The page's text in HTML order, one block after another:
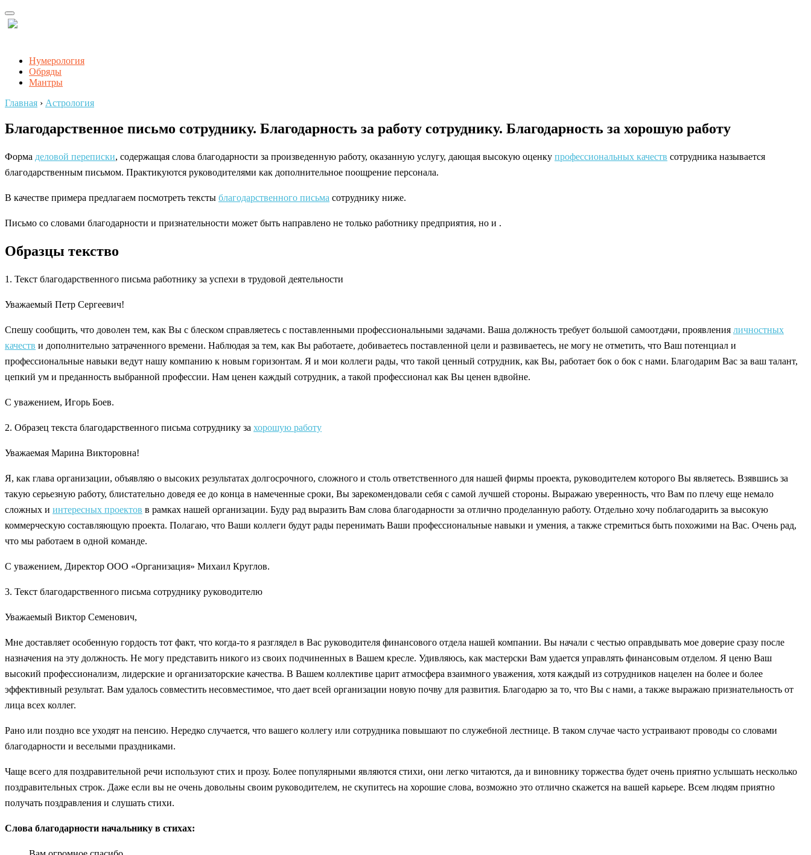
Нумерология
Обряды
Мантры
Главная › Астрология
Благодарственное письмо сотруднику. Благодарность за работу сотруднику. Благодарность за хорошую работу
Форма деловой переписки, содержащая слова благодарности за произведенную работу, оказанную услугу, дающая высокую оценку профессиональных качеств сотрудника называется
благодарственным письмом. Практикуются руководителями как дополнительное поощрение персонала.
В качестве примера предлагаем посмотреть тексты благодарственного письма сотруднику ниже.
Письмо со словами благодарности и признательности может быть направлено не только работнику предприятия, но и .
Образцы текство
1. Текст благодарственного письма работнику за успехи в трудовой деятельности
Уважаемый Петр Сергеевич!
Спешу сообщить, что доволен тем, как Вы с блеском справляетесь с поставленными профессиональными задачами. Ваша должность требует большой самоотдачи, проявления личностных
качеств и дополнительно затраченного времени. Наблюдая за тем, как Вы работаете, добиваетесь поставленной цели и развиваетесь, не могу не отметить, что Ваш потенциал и
профессиональные навыки ведут нашу компанию к новым горизонтам. Я и мои коллеги рады, что такой ценный сотрудник, как Вы, работает бок о бок с нами. Благодарим Вас за ваш талант,
цепкий ум и преданность выбранной профессии. Нам ценен каждый сотрудник, а такой профессионал как Вы ценен вдвойне.
С уважением, Игорь Боев.
2. Образец текста благодарственного письма сотруднику за хорошую работу
Уважаемая Марина Викторовна!
Я, как глава организации, объявляю о высоких результатах долгосрочного, сложного и столь ответственного для нашей фирмы проекта, руководителем которого Вы являетесь. Взявшись за
такую серьезную работу, блистательно доведя ее до конца в намеченные сроки, Вы зарекомендовали себя с самой лучшей стороны. Выражаю уверенность, что Вам по плечу еще немало
сложных и интересных проектов в рамках нашей организации. Буду рад выразить Вам слова благодарности за отлично проделанную работу. Отдельно хочу поблагодарить за высокую
коммерческую составляющую проекта. Полагаю, что Ваши коллеги будут рады перенимать Ваши профессиональные навыки и умения, а также стремиться быть похожими на Вас. Очень рад,
что мы работаем в одной команде.
С уважением, Директор ООО «Организация» Михаил Круглов.
3. Текст благодарственного письма сотруднику руководителю
Уважаемый Виктор Семенович,
Мне доставляет особенную гордость тот факт, что когда-то я разглядел в Вас руководителя финансового отдела нашей компании. Вы начали с честью оправдывать мое доверие сразу после
назначения на эту должность. Не могу представить никого из своих подчиненных в Вашем кресле. Удивляюсь, как мастерски Вам удается управлять финансовым отделом. Я ценю Ваш
высокий профессионализм, лидерские и организаторские качества. В Вашем коллективе царит атмосфера взаимного уважения, хотя каждый из сотрудников нацелен на более и более
эффективный результат. Вам удалось совместить несовместимое, что дает всей организации новую почву для развития. Благодарю за то, что Вы с нами, а также выражаю признательность от
лица всех коллег.
Рано или поздно все уходят на пенсию. Нередко случается, что вашего коллегу или сотрудника повышают по служебной лестнице. В таком случае часто устраивают проводы со словами
благодарности и веселыми праздниками.
Чаще всего для поздравительной речи используют стих и прозу. Более популярными являются стихи, они легко читаются, да и виновнику торжества будет очень приятно услышать несколько
поздравительных строк. Даже если вы не очень довольны своим руководителем, не скупитесь на хорошие слова, возможно это отлично скажется на вашей карьере. Всем людям приятно
получать поздравления и слушать стихи.
Слова благодарности начальнику в стихах: